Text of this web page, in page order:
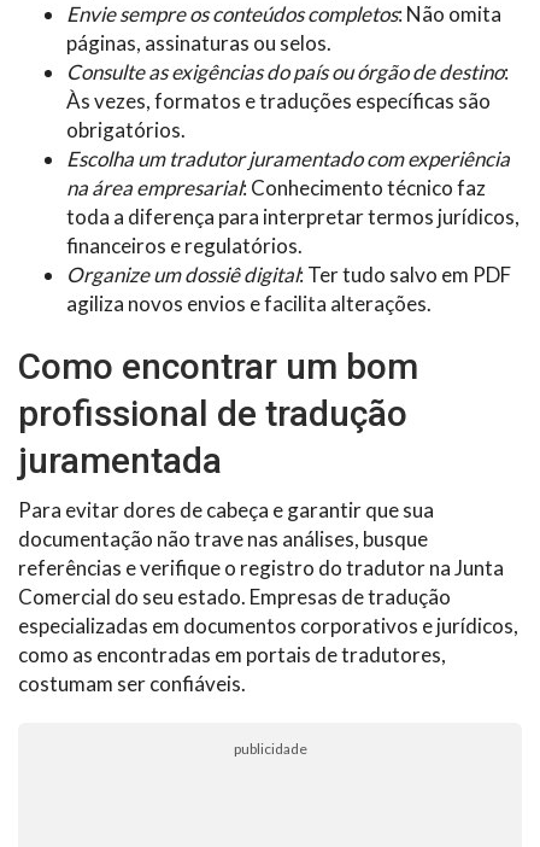
Envie sempre os conteúdos completos: Não omita
páginas, assinaturas ou selos.
Consulte as exigências do país ou órgão de destino:
Às vezes, formatos e traduções específicas são
obrigatórios.
Escolha um tradutor juramentado com experiência
na área empresarial: Conhecimento técnico faz
toda a diferença para interpretar termos jurídicos,
financeiros e regulatórios.
Organize um dossiê digital: Ter tudo salvo em PDF
agiliza novos envios e facilita alterações.
Como encontrar um bom
profissional de tradução
juramentada
Para evitar dores de cabeça e garantir que sua
documentação não trave nas análises, busque
referências e verifique o registro do tradutor na Junta
Comercial do seu estado. Empresas de tradução
especializadas em documentos corporativos e jurídicos,
como as encontradas em portais de tradutores,
costumam ser confiáveis.
publicidade